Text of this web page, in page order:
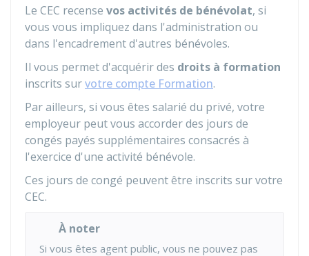
Le CEC recense vos activités de bénévolat, si
vous vous impliquez dans l'administration ou
dans l'encadrement d'autres bénévoles.
Il vous permet d'acquérir des droits à formation
inscrits survotre compte Formation.
Par ailleurs, si vous êtes salarié du privé, votre
employeur peut vous accorder des jours de
congés payés supplémentaires consacrés à
l'exercice d'une activité bénévole.
Ces jours de congé peuvent être inscrits sur votre
CEC.
À noter
Si vous êtes agent public, vous ne pouvez pas